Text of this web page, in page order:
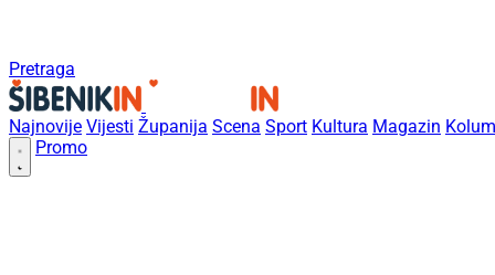
Pretraga
Najnovije Vijesti Županija Scena Sport Kultura Magazin
Promo